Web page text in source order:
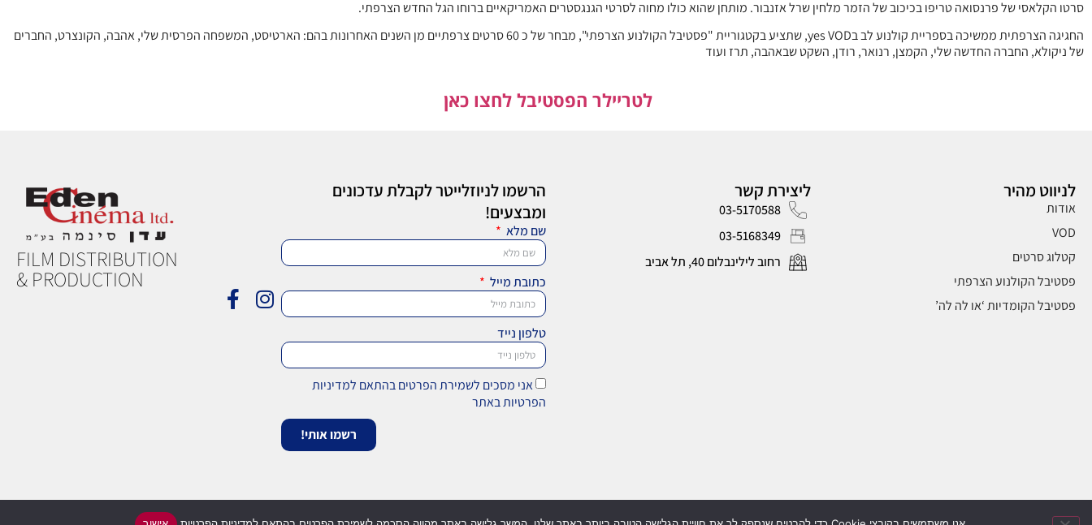
סרטו הקלאסי של פרנסואה טריפו בכיכוב של הזמר מלחין שרל אזנבור. מותחן שהוא כולו מחוה לסרטי הגנגסטרים האמריקאיים ברוחו הגל החדש הצרפתי.
החגיגה הצרפתית ממשיכה בספריית קולנוע לב בyes VOD, שתציע בקטגוריית "פסטיבל הקולנוע הצרפתי", מבחר של כ 60 סרטים צרפתיים מן השנים האחרונות בהם: הארטיסט, המשפחה הפרסית שלי, אהבה, הקונצרט, החברים
של ניקולא, החברה החדשה שלי, הקמצן, רנואר, רודן, השקט שבאהבה, תרז ועוד
לטריילר הפסטיבל לחצו כאן
לניווט מהיר
אודות
VOD
קטלוג סרטים
פסטיבל הקולנוע הצרפתי
פסטיבל הקומדיות ‘או לה לה’
ליצירת קשר
03-5170588
03-5168349
רחוב לילינבלום 40, תל אביב
הרשמו לניוזלייטר לקבלת עדכונים
ומבצעים!
שם מלא
כתובת מייל
טלפון נייד
אני מסכים לשמירת הפרטים בהתאם למדיניות
הפרטיות באתר
רשמו אותי!
FILM DISTRIBUTION
& PRODUCTION